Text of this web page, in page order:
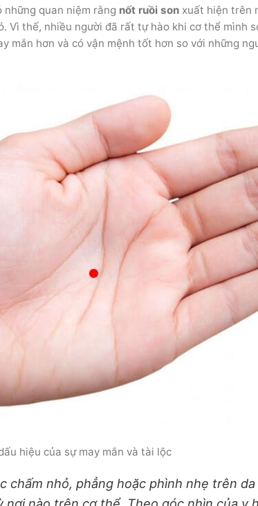
quan niệm rằng nốt ruồi son xuất hiện trên
Vì thế, nhiều người đã rất tự hào khi cơ thể mình
mắn hơn và có vận mệnh tốt hơn so với những
hiệu của sự may mắn và tài lộc
chấm nhỏ, phẳng hoặc phình nhẹ trên